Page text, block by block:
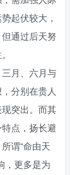
起伏较大，
通过后天努
月、六月与
分别在贵人
突出。而其
点，扬长避
谓“命由天
，更多是为